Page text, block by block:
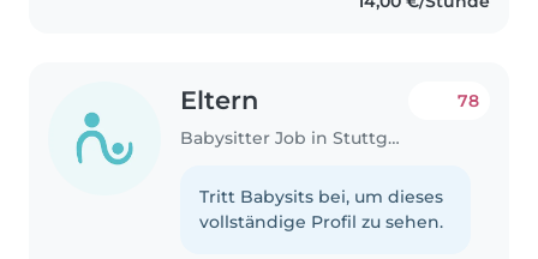
Eltern
Babysitter Job in Stuttgart
78
Tritt Babysits bei, um dieses
vollständige Profil zu sehen.